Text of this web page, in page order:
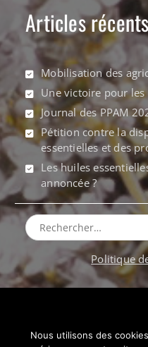
Articles
Mobilisation des
Une victoire pour
Journal des PPAM
Pétition contre la
essentielles et des
Les huiles
annoncée ?
Rechercher :
Politique
Tous droits réservés
Nous utilisons des